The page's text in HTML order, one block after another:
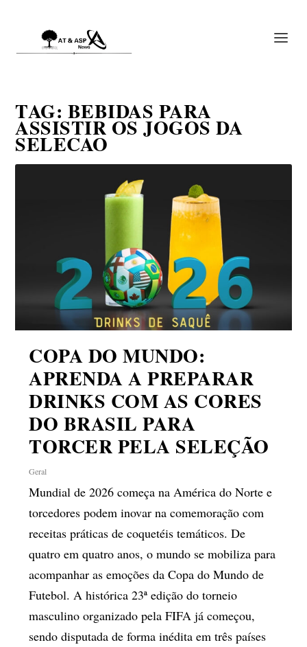
TAG: BEBIDAS PARA
ASSISTIR OS JOGOS DA
SELECAO
COPA DO MUNDO:
APRENDA A PREPARAR
DRINKS COM AS CORES
DO BRASIL PARA
TORCER PELA SELEÇÃO
Geral
Mundial de 2026 começa na América do Norte e
torcedores podem inovar na comemoração com
receitas práticas de coquetéis temáticos. De
quatro em quatro anos, o mundo se mobiliza para
acompanhar as emoções da Copa do Mundo de
Futebol. A histórica 23ª edição do torneio
masculino organizado pela FIFA já começou,
sendo disputada de forma inédita em três países